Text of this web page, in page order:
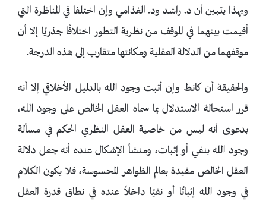
وبهذا يتبين أن د. راشد ود. الغذامي وإن اختلفا في المناظرة التي
أقيمت بينهما في الموقف من نظرية التطور اختلافًا جذريًا إلا أن
موقفهما من الدلالة العقلية ومكانتها متقارب إلى هذه الدرجة.
والحقيقة أن كانط وإن أثبت وجود الله بالدليل الأخلاقي إلا أنه
قرر استحالة الاستدلال بما سماه العقل الخالص على وجود الله،
بدعوى أنه ليس من خاصية العقل النظري الحكم في مسألة
وجود الله بنفي أو إثبات، ومنشأ الإشكال عنده أنه جعل دلالة
العقل الخالص مقيدة بعالم الظواهر المحسوسة، فلا يكون الكلام
في وجود الله إثباتًا أو نفيًا داخلاً عنده في نطاق قدرة العقل